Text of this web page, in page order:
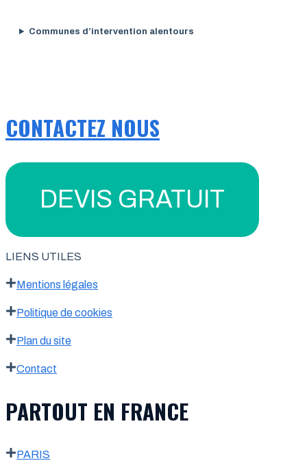
Communes d’intervention alentours
CONTACTEZ NOUS
DEVIS GRATUIT
LIENS UTILES
Mentions légales
Politique de cookies
Plan du site
Contact
PARTOUT EN FRANCE
PARIS